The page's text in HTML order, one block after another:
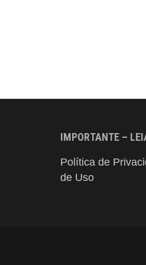
IMPORTANTE –
Política de
de Uso